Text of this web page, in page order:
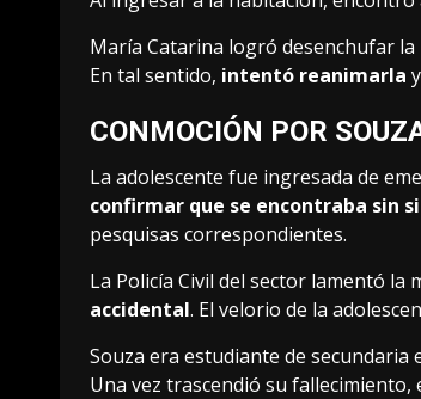
María Catarina logró desenchufar
En tal sentido, intentó reanimarla
CONMOCIÓN POR
La adolescente fue ingresada de
confirmar que se encontraba sin
pesquisas correspondientes.
La Policía Civil del sector lamentó la
accidental. El velorio de la
Souza era estudiante de secundaria
Una vez trascendió su